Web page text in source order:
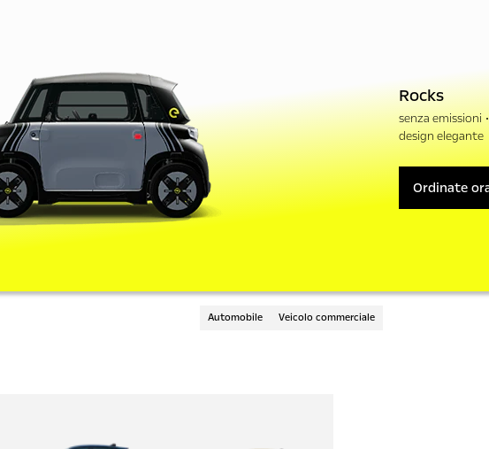
Rocks
senza emissioni
design elegante
Ordinate
Automobile Veicolo commerciale